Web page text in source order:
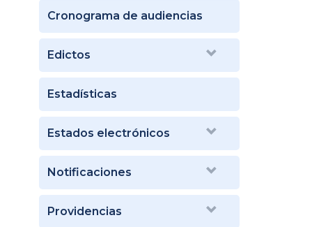
Cronograma de audiencias
Edictos
Estadísticas
Estados electrónicos
Notificaciones
Providencias